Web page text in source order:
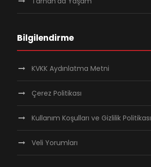
Bilgilendirme
KVKK Aydınlatma Metni
Çerez Politikası
Kullanım Koşulları ve Gizlilik Politikası
Veli Yorumları